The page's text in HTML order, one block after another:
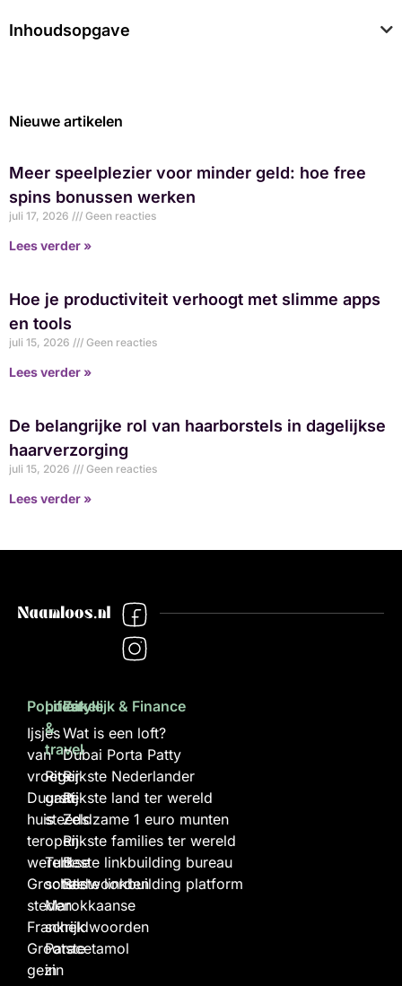
Inhoudsopgave
Nieuwe artikelen
Meer speelplezier voor minder geld: hoe free
spins bonussen werken
juli 17, 2026 Geen reacties
Lees verder »
Hoe je productiviteit verhoogt met slimme apps
en tools
juli 15, 2026 Geen reacties
Lees verder »
De belangrijke rol van haarborstels in dagelijkse
haarverzorging
juli 15, 2026 Geen reacties
Lees verder »
Populair
Ijsjes
van
vroeger
Duurste
huis
ter
wereld
Grootste
steden
Frankrijk
Grootste
gezin
Lifestyle
&
travel
Rits
gaat
steeds
open
Turkse
scheldwoorden
Marokkaanse
scheldwoorden
Paracetamol
in
Zakelijk & Finance
Wat is een loft?
Dubai Porta Patty
Rijkste Nederlander
Rijkste land ter wereld
Zeldzame 1 euro munten
Rijkste families ter wereld
Beste linkbuilding bureau
Beste linkbuilding platform